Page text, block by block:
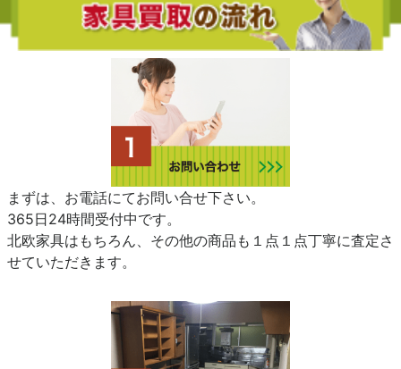
まずは、お電話にてお問い合せ下さい。
365日24時間受付中です。
北欧家具はもちろん、その他の商品も１点１点丁寧に査定さ
せていただきます。